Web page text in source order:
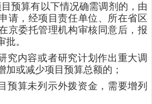
预算有以下情况确需调剂的，由
请，经项目责任单位、所在省区
京委托管理机构审核同意后，报
。
究内容或者研究计划作出重大调
加或减少项目预算总额的；
预算未列示外拨资金，需要增列